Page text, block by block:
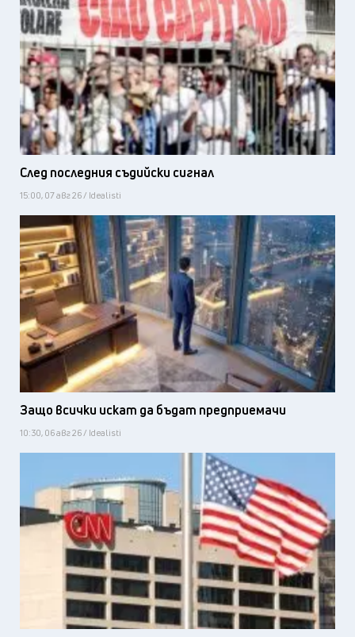
След последния съдийски сигнал
15:00, 07 авг 26 / Idealisti
Защо всички искат да бъдат предприемачи
10:30, 06 авг 26 / Idealisti